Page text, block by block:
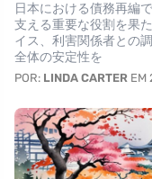
日本における債務再編
支える重要な役割を果
イス、利害関係者との
全体の安定性を
POR: LINDA CARTER EM